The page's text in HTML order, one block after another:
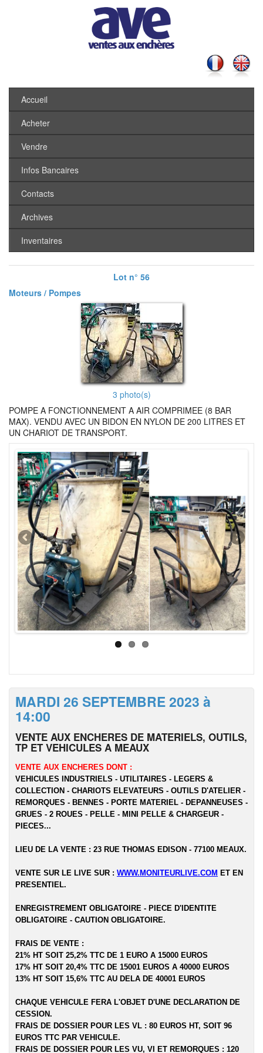
Accueil
Acheter
Vendre
Infos Bancaires
Contacts
Archives
Inventaires
Lot n° 56
Moteurs / Pompes
3 photo(s)
POMPE A FONCTIONNEMENT A AIR COMPRIMEE (8 BAR
MAX). VENDU AVEC UN BIDON EN NYLON DE 200 LITRES ET
UN CHARIOT DE TRANSPORT.
MARDI 26 SEPTEMBRE 2023 à
14:00
VENTE AUX ENCHERES DE MATERIELS, OUTILS,
TP ET VEHICULES A MEAUX
VENTE AUX ENCHERES DONT :
VEHICULES INDUSTRIELS - UTILITAIRES - LEGERS &
COLLECTION - CHARIOTS ELEVATEURS - OUTILS D'ATELIER -
REMORQUES - BENNES - PORTE MATERIEL - DEPANNEUSES -
GRUES - 2 ROUES - PELLE - MINI PELLE & CHARGEUR -
PIECES...
LIEU DE LA VENTE : 23 RUE THOMAS EDISON - 77100 MEAUX.
VENTE SUR LE LIVE SUR : WWW.MONITEURLIVE.COM ET EN
PRESENTIEL.
ENREGISTREMENT OBLIGATOIRE - PIECE D'IDENTITE
OBLIGATOIRE - CAUTION OBLIGATOIRE.
FRAIS DE VENTE :
21% HT SOIT 25,2% TTC DE 1 EURO A 15000 EUROS
17% HT SOIT 20,4% TTC DE 15001 EUROS A 40000 EUROS
13% HT SOIT 15,6% TTC AU DELA DE 40001 EUROS
CHAQUE VEHICULE FERA L'OBJET D'UNE DECLARATION DE
CESSION.
FRAIS DE DOSSIER POUR LES VL : 80 EUROS HT, SOIT 96
EUROS TTC PAR VEHICULE.
FRAIS DE DOSSIER POUR LES VU, VI ET REMORQUES : 120